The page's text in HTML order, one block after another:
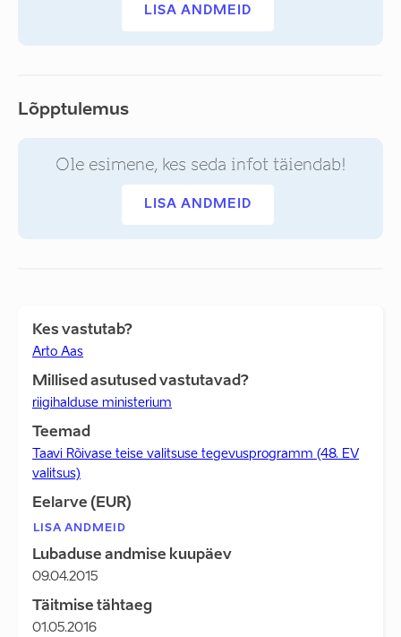
LISA ANDMEID
Lõpptulemus
Ole esimene, kes seda infot täiendab!
LISA ANDMEID
Kes vastutab?
Arto Aas
Millised asutused vastutavad?
riigihalduse ministerium
Teemad
Taavi Rõivase teise valitsuse tegevusprogramm (48. EV
valitsus)
Eelarve (EUR)
LISA ANDMEID
Lubaduse andmise kuupäev
09.04.2015
Täitmise tähtaeg
01.05.2016